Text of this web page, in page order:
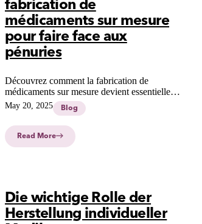
fabrication de
médicaments sur mesure
pour faire face aux
pénuries
Découvrez comment la fabrication de
médicaments sur mesure devient essentielle
face aux pénuries croissantes, offrant une
solution flexible pour garantir la continuité des
soins et l'accès aux traitements vitaux.
May 20, 2025 Blog
Read More
Die wichtige Rolle der
Herstellung individueller